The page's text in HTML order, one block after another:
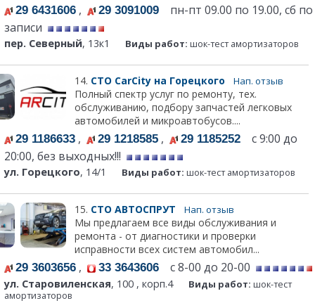
29 6431606 , 29 3091009 пн-пт 09.00 по 19.00, сб по
записи
пер. Северный, 13к1 Виды работ: шок-тест амортизаторов
14. СТО CarCity на Горецкого Нап. отзыв
Полный спектр услуг по ремонту, тех.
обслуживанию, подбору запчастей легковых
автомобилей и микроавтобусов....
29 1186633 , 29 1218585 , 29 1185252 с 9:00 до
20:00, без выходных!!!
ул. Горецкого, 14/1 Виды работ: шок-тест амортизаторов
15. СТО АВТОСПРУТ Нап. отзыв
Мы предлагаем все виды обслуживания и
ремонта - от диагностики и проверки
исправности всех систем автомобил...
29 3603656 , 33 3643606 с 8-00 до 20-00
ул. Старовиленская, 100 , корп.4 Виды работ: шок-тест
амортизаторов